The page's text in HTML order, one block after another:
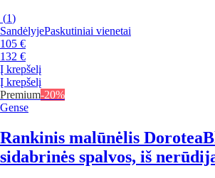
(1)
SandėlyjePaskutiniai vienetai
105 €
132 €
Į krepšelį
Į krepšelį
Premium-20%
Gense
Rankinis malūnėlis Dorotea
sidabrinės spalvos, iš